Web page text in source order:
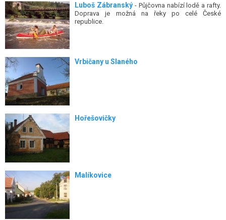
Luboš Zábranský - Půjčovna nabízí lodě a rafty.
Doprava je možná na řeky po celé České
republice.
Vrbičany u Slaného
Hořešovičky
Malíkovice